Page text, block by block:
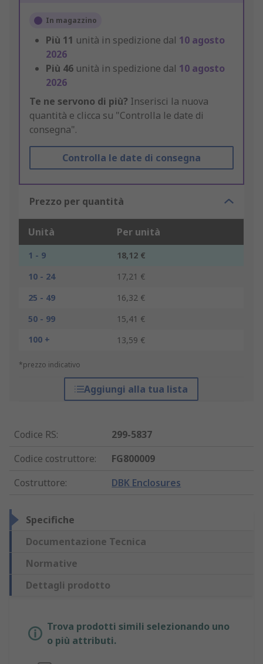
In magazzino
Più 11 unità in spedizione dal 10 agosto
2026
Più 46 unità in spedizione dal 10 agosto
2026
Te ne servono di più? Inserisci la nuova
quantità e clicca su "Controlla le date di
consegna".
Controlla le date di consegna
Prezzo per quantità
Unità Per unità
1 - 9
18,12 €
10 - 24
17,21 €
25 - 49
16,32 €
50 - 99
15,41 €
100 +
13,59 €
*prezzo indicativo
Aggiungi alla tua lista
Codice RS:
299-5837
Codice costruttore:
FG800009
Costruttore: DBK Enclosures
Specifiche
Documentazione Tecnica
Normative
Dettagli prodotto
Trova prodotti simili selezionando uno
o più attributi.